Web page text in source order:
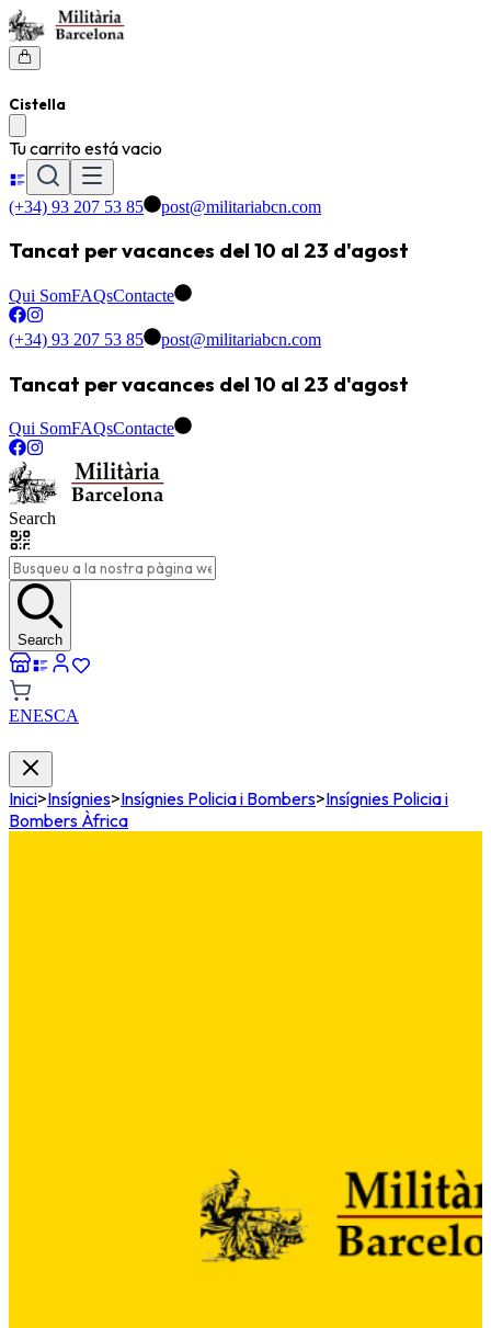
Cistella
Tu carrito está vacio
(+34) 93 207 53 85 post@militariabcn.com
Tancat per vacances del 10 al 23 d'agost
Qui SomFAQsContacte
(+34) 93 207 53 85 post@militariabcn.com
Tancat per vacances del 10 al 23 d'agost
Qui SomFAQsContacte
Search
Search
ENESCA
Inici>Insígnies>Insígnies Policia i Bombers>Insígnies Policia i
Bombers Àfrica